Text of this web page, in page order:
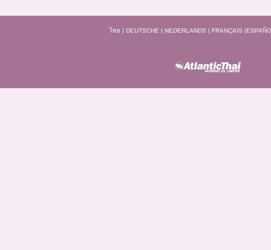
ไทย | DEUTSCHE | NEDERLANDS | FRANÇAIS |